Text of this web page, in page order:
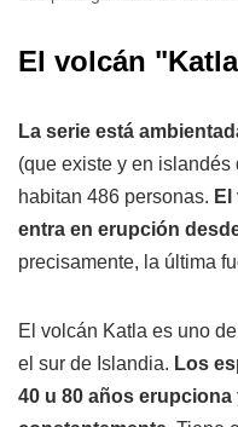
El volcán
La serie está
(que existe y en
habitan 486 personas.
entra en erupción
precisamente, la última
El volcán Katla es uno
el sur de Islandia. Los
40 u 80 años